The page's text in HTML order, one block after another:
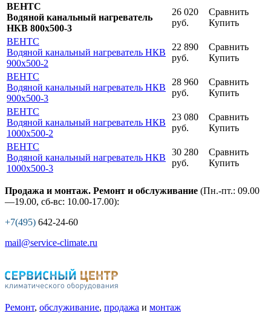
ВЕНТС
Водяной канальный нагреватель
НКВ 800x500-3
26 020
руб.
Сравнить
Купить
ВЕНТС
Водяной канальный нагреватель НКВ
900x500-2
22 890
руб.
Сравнить
Купить
ВЕНТС
Водяной канальный нагреватель НКВ
900x500-3
28 960
руб.
Сравнить
Купить
ВЕНТС
Водяной канальный нагреватель НКВ
1000x500-2
23 080
руб.
Сравнить
Купить
ВЕНТС
Водяной канальный нагреватель НКВ
1000x500-3
30 280
руб.
Сравнить
Купить
Продажа и монтаж. Ремонт и обслуживание (Пн.-пт.: 09.00
—19.00, сб-вс: 10.00-17.00):
+7(495) 642-24-60
mail@service-climate.ru
Ремонт, обслуживание, продажа и монтаж